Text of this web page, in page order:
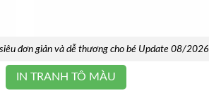
đơn giản và dễ thương cho bé Update 08/2026
IN TRANH TÔ MÀU